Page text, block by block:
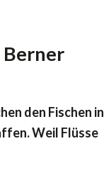
Berner
den Fischen in
Weil Flüsse